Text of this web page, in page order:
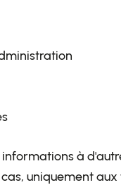
informations à
uniquement